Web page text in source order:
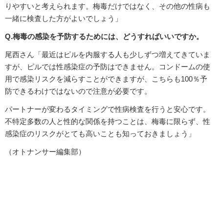
りやすいと考えられます。梅毒だけではなく、その他の性病も
一緒に検査した方がよいでしょう」
Q.梅毒の感染を予防するためには、どうすればいいですか。
尾西さん「最近はピルを内服する人も少しずつ増えてきていま
すが、ピルでは性感染症の予防はできません。コンドームの使
用で感染リスクを減らすことができますが、こちらも100％予
防できるわけではないので注意が必要です。
パートナーが変わるタイミングで性病検査を行うと安心です。
不特定多数の人と性的な関係を持つことは、梅毒に限らず、性
感染症のリスクがとても高いことも知っておきましょう」
（オトナンサー編集部）